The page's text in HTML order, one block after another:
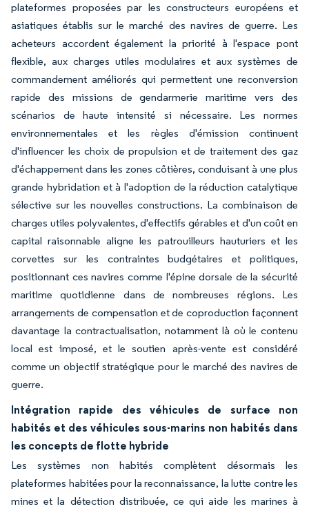
plateformes proposées par les constructeurs européens et
asiatiques établis sur le marché des navires de guerre. Les
acheteurs accordent également la priorité à l'espace pont
flexible, aux charges utiles modulaires et aux systèmes de
commandement améliorés qui permettent une reconversion
rapide des missions de gendarmerie maritime vers des
scénarios de haute intensité si nécessaire. Les normes
environnementales et les règles d'émission continuent
d'influencer les choix de propulsion et de traitement des gaz
d'échappement dans les zones côtières, conduisant à une plus
grande hybridation et à l'adoption de la réduction catalytique
sélective sur les nouvelles constructions. La combinaison de
charges utiles polyvalentes, d'effectifs gérables et d'un coût en
capital raisonnable aligne les patrouilleurs hauturiers et les
corvettes sur les contraintes budgétaires et politiques,
positionnant ces navires comme l'épine dorsale de la sécurité
maritime quotidienne dans de nombreuses régions. Les
arrangements de compensation et de coproduction façonnent
davantage la contractualisation, notamment là où le contenu
local est imposé, et le soutien après-vente est considéré
comme un objectif stratégique pour le marché des navires de
guerre.
Intégration rapide des véhicules de surface non
habités et des véhicules sous-marins non habités dans
les concepts de flotte hybride
Les systèmes non habités complètent désormais les
plateformes habitées pour la reconnaissance, la lutte contre les
mines et la détection distribuée, ce qui aide les marines à